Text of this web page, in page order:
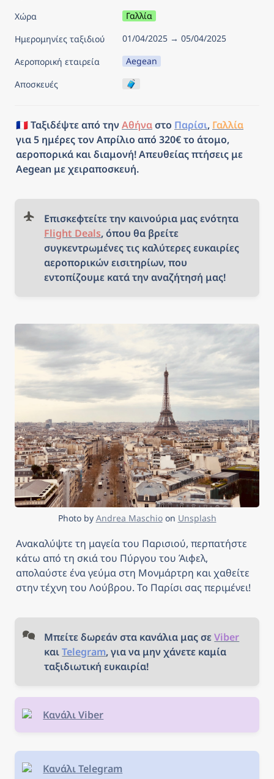
Χώρα
Γαλλία
Ημερομηνίες ταξιδιού
01/04/2025 → 05/04/2025
Αεροπορική εταιρεία
Aegean
Αποσκευές
🧳
🇫🇷 Ταξιδέψτε από την Αθήνα στο Παρίσι, Γαλλία
για 5 ημέρες τον Απρίλιο από 320€ το άτομο,
αεροπορικά και διαμονή! Απευθείας πτήσεις με
Aegean με χειραποσκευή.
Flight Deals, όπου θα βρείτε
συγκεντρωμένες τις καλύτερες ευκαιρίες
αεροπορικών εισιτηρίων, που
εντοπίζουμε κατά την αναζήτησή μας!
Photo by Andrea Maschio on Unsplash
Ανακαλύψτε τη μαγεία του Παρισιού, περπατήστε
κάτω από τη σκιά του Πύργου του Άιφελ,
απολαύστε ένα γεύμα στη Μονμάρτρη και χαθείτε
στην τέχνη του Λούβρου. Το Παρίσι σας περιμένει!
Μπείτε δωρεάν στα κανάλια μας σε Viber
και Telegram, για να μην χάνετε καμία
ταξιδιωτική ευκαιρία!
Κανάλι Viber
Κανάλι Telegram